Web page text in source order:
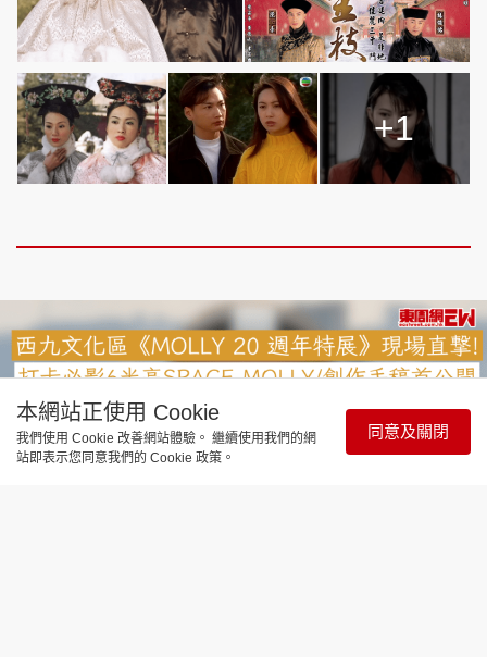
+1
本網站正使用 Cookie
我們使用 Cookie 改善網站體驗。 繼續使用我們的網
站即表示您同意我們的 Cookie 政策。
同意及關閉